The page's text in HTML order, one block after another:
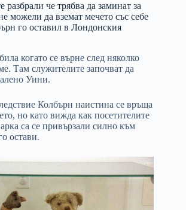
че трябва да заминат за
можели да вземат мечето със себе
го оставил в Лондонския
когато се върне след няколко
Там служителите започват да
Уини.
Колбърн наистина се връща
но като вижда как посетителите
са се привързали силно към
остави.